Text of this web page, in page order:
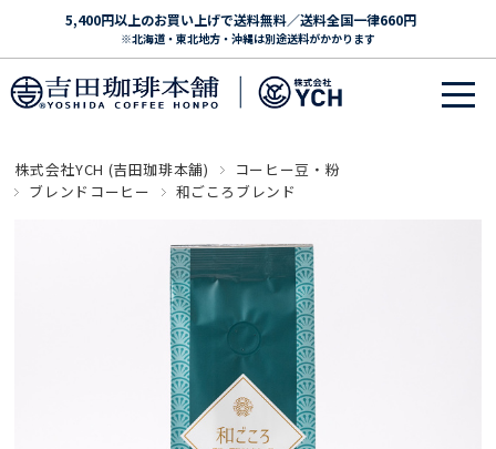
5,400円以上のお買い上げで送料無料／送料全国一律660円
※北海道・東北地方・沖縄は別途送料がかかります
株式会社YCH (吉田珈琲本舗)
コーヒー豆・粉
ブレンドコーヒー
和ごころブレンド